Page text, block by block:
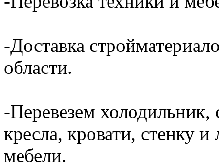
-Доставка
области.
-Перевезем
кресла, кровати, стенку
мебели.